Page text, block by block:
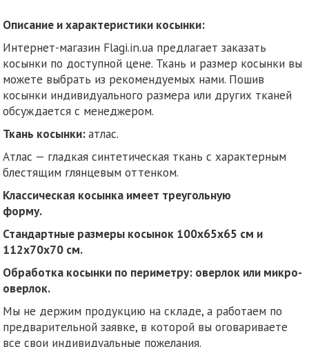
Описание и характеристики косынки:
Интернет-магазин Flagi.in.ua предлагает заказать
косынки по доступной цене. Ткань и размер косынки вы
можете выбрать из рекомендуемых нами. Пошив
косынки индивидуального размера или других тканей
обсуждается с менеджером.
Ткань косынки:атлас.
Атлас — гладкая синтетическая ткань с характерным
блестящим глянцевым оттенком.
Классическая косынка имеет треугольную
форму.
Стандартные размеры косынок 100х65х65 см и
112х70х70 см.
Обработка косынки по периметру: оверлок или микро-
оверлок.
Мы не держим продукцию на складе, а работаем по
предварительной заявке, в которой вы оговариваете
все свои индивидуальные пожелания.